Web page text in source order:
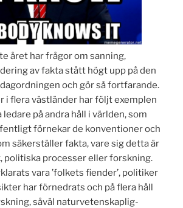
året har frågor om sanning,
av fakta stått högt upp på den
och gör så fortfarande.
i flera västländer har följt exemplen
på andra håll i världen, som
förnekar de konventioner och
säkerställer fakta, vare sig detta är
politiska processer eller forskning.
vara ’folkets fiender’, politiker
har förnedrats och på flera håll
såväl naturvetenskaplig-